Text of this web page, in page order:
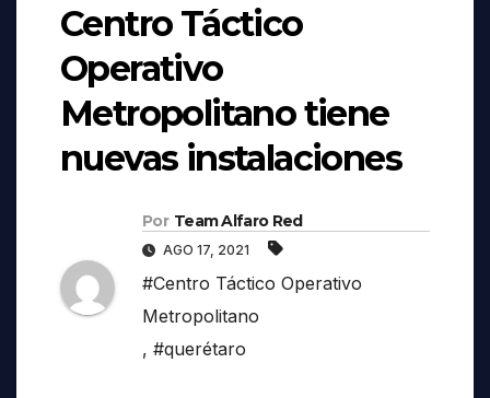
Centro Táctico
Operativo
Metropolitano tiene
nuevas instalaciones
Por Team Alfaro Red
AGO 17, 2021
#Centro Táctico Operativo
Metropolitano
, #querétaro